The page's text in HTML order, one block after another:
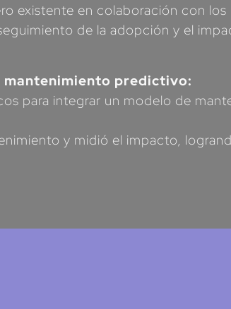
existente en colaboración con
de la adopción y el
mantenimiento predictivo:
para integrar un modelo de
y midió el impacto,